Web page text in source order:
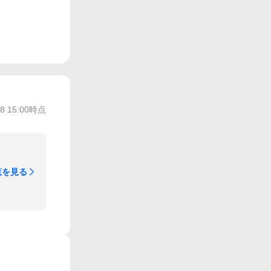
15:00時点
見る